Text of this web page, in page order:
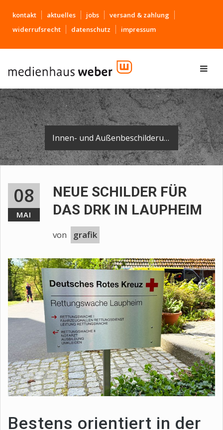
kontakt aktuelles jobs
versand & zahlung
widerrufsrecht
datenschutz impressum
Innen- und Außenbeschilderung der Rettungswache.
08
MAI
NEUE SCHILDER FÜR
DAS DRK IN LAUPHEIM
von grafik
Bestens orientiert in der